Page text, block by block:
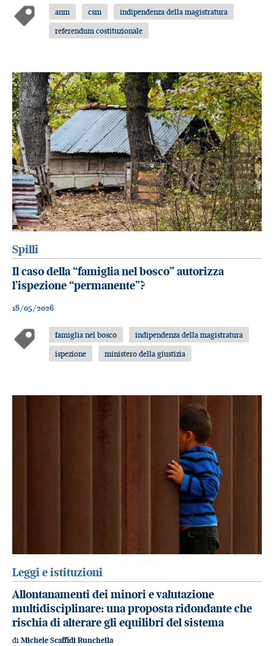
anm csm
indipendenza della magistratura
referendum costituzionale
Spilli
Il caso della “famiglia nel bosco” autorizza
l’ispezione “permanente”?
18/05/2026
famiglia nel bosco
indipendenza della magistratura
ispezione
ministero della giustizia
Leggi e istituzioni
Allontanamenti dei minori e valutazione
multidisciplinare: una proposta ridondante che
rischia di alterare gli equilibri del sistema
di Michele Scaffidi Runchella